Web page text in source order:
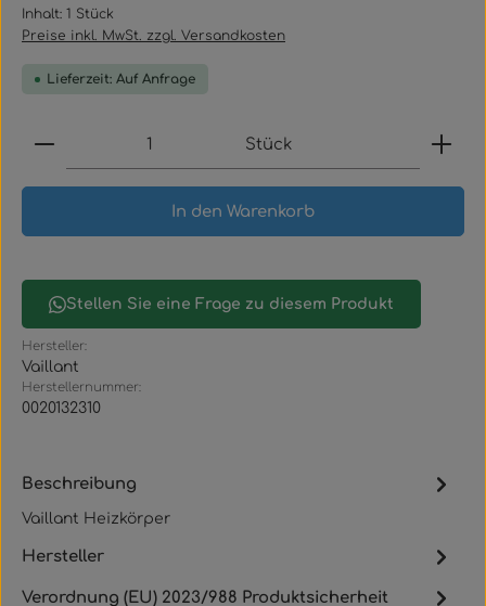
Inhalt: 1 Stück
Preise inkl. MwSt. zzgl. Versandkosten
Lieferzeit: Auf Anfrage
Produkt Anzahl: Gib den gewünschten Wert
Stück
In den Warenkorb
Stellen Sie eine Frage zu diesem Produkt
Hersteller:
Vaillant
Herstellernummer:
0020132310
Beschreibung
Vaillant Heizkörper
Hersteller
Verordnung (EU) 2023/988 Produktsicherheit